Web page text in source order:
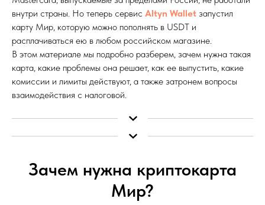
внутри страны. Но теперь сервис Altyn Wallet запустил
карту Мир, которую можно пополнять в USDT и
расплачиваться ею в любом российском магазине.
В этом материале мы подробно разберем, зачем нужна такая
карта, какие проблемы она решает, как ее выпустить, какие
комиссии и лимиты действуют, а также затронем вопросы
взаимодействия с налоговой.
Зачем нужна криптокарта
Мир?